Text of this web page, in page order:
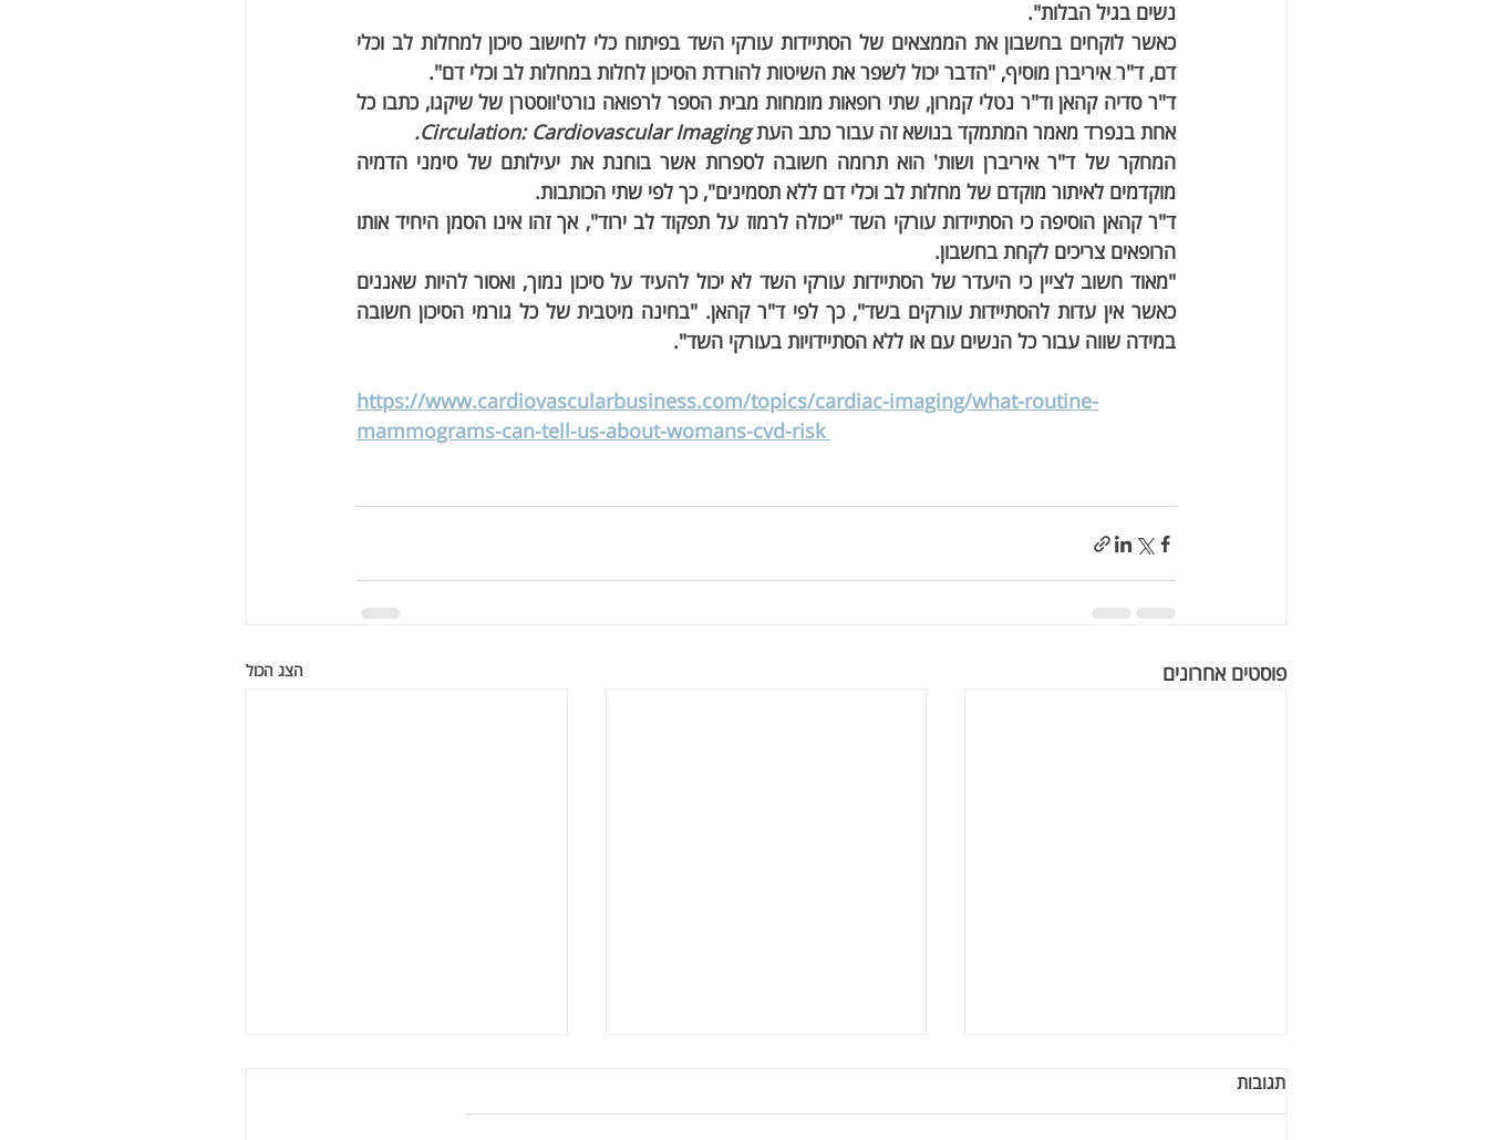
נשים בגיל הבלות".
דם, ד"ר איריברן מוסיף, "הדבר יכול לשפר את השיטות להורדת הסיכון לחלות במחלות לב וכלי דם".
אחת בנפרד מאמר המתמקד בנושא זה עבור כתב העת Circulation: Cardiovascular Imaging.
מוקדמים לאיתור מוקדם של מחלות לב וכלי דם ללא תסמינים", כך לפי שתי הכותבות.
הרופאים צריכים לקחת בחשבון.
במידה שווה עבור כל הנשים עם או ללא הסתיידויות בעורקי השד".
https://www.cardiovascularbusiness.com/topics/cardiac-imaging/what-routine-
mammograms-can-tell-us-about-womans-cvd-risk
פוסטים אחרונים הצג הכול
תגובות